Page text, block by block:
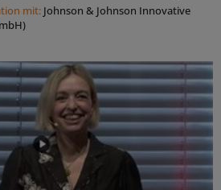
mit: Johnson & Johnson Innovative